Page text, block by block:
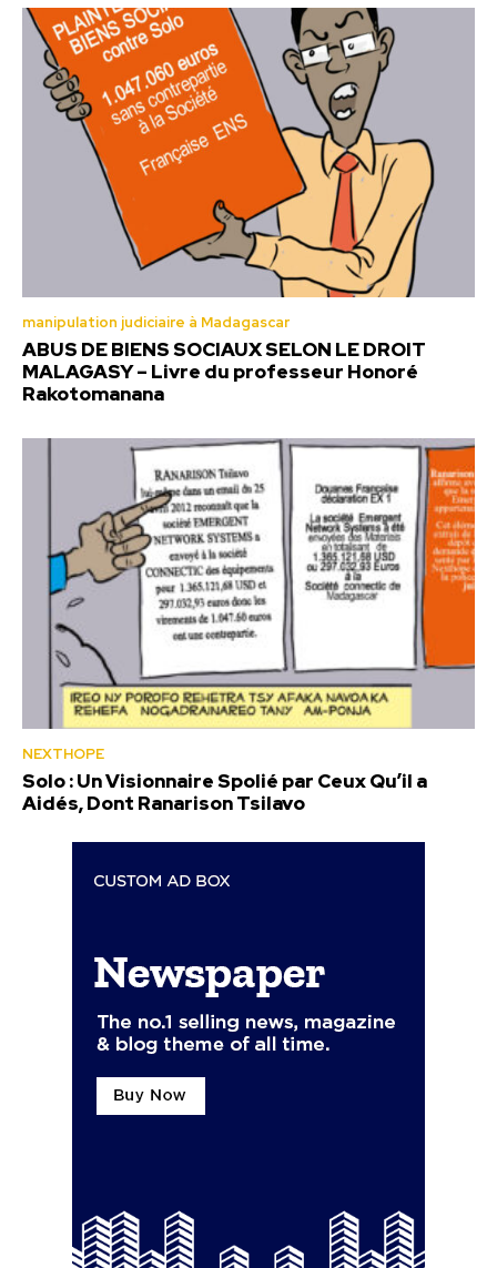
manipulation judiciaire à Madagascar
ABUS DE BIENS SOCIAUX SELON LE DROIT
MALAGASY – Livre du professeur Honoré
Rakotomanana
NEXTHOPE
Solo : Un Visionnaire Spolié par Ceux Qu’il a
Aidés, Dont Ranarison Tsilavo